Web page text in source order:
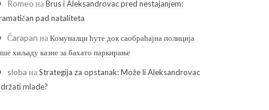
Romeo наBrus i Aleksandrovac pred nestajanjem:
pad nataliteta
Čarapan наКомуналци ћуте док саобраћајна полиција
хиљаду казне за бахато паркирање
sloba наStrategija za opstanak: Može li Aleksandrovac
mlade?